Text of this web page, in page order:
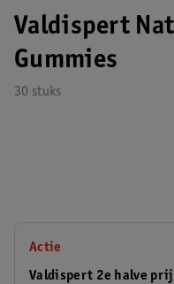
Valdispert
Gummies
30 stuks
Actie
Valdispert 2e halve